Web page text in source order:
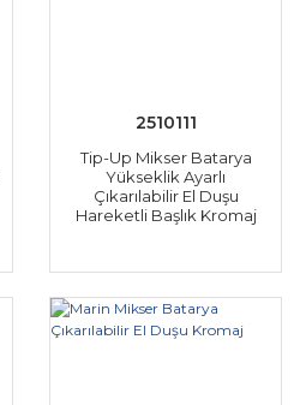
2510111
Tip-Up Mikser Batarya
Yükseklik Ayarlı
Çıkarılabilir El Duşu
Hareketli Başlık Kromaj